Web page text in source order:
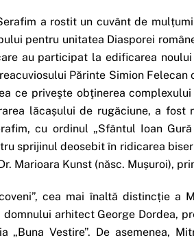
a rostit un cuvânt de
pentru unitatea Diasporei
au participat la edificarea
Părinte Simion
ce priveşte obţinerea
lăcașului de rugăciune, a
cu ordinul „Sfântul Ioan
sprijinul deosebit în ridicarea
Marioara Kunst (născ. Mușuroi),
cea mai înaltă distincție a
arhitect George Dordea,
„Buna Vestire”. De asemenea,